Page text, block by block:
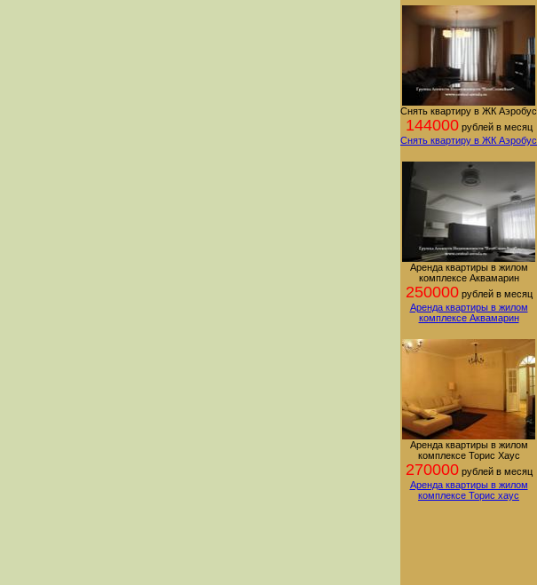
Снять квартиру в ЖК Аэробус
144000рублей в месяц
Снять квартиру в ЖК Аэробус
Аренда квартиры в жилом
комплексе Аквамарин
250000рублей в месяц
Аренда квартиры в жилом
комплексе Аквамарин
Аренда квартиры в жилом
комплексе Торис Хаус
270000рублей в месяц
Аренда квартиры в жилом
комплексе Торис хаус